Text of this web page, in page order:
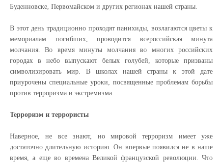
Буденновске, Первомайском и других регионах нашей страны.
В этот день традиционно проходят панихиды, возлагаются цветы к
мемориалам погибших, проводится всероссийская минута
молчания. Во время минуты молчания во многих российских
городах в небо выпускают белых голубей, которые призваны
символизировать мир. В школах нашей страны к этой дате
приурочены специальные уроки, посвященные проблемам борьбы
против терроризма и экстремизма.
Терроризм и террористы
Наверное, не все знают, но мировой терроризм имеет уже
достаточно длительную историю. Он впервые появился не в наше
время, а еще во времена Великой французской революции. Что